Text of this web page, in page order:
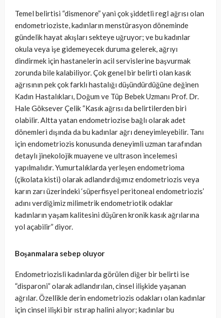
Temel belirtisi “dismenore” yani çok şiddetli regl ağrısı olan
endometrioziste, kadınların menstürasyon döneminde
gündelik hayat akışları sekteye uğruyor; ve bu kadınlar
okula veya işe gidemeyecek duruma gelerek, ağrıyı
dindirmek için hastanelerin acil servislerine başvurmak
zorunda bile kalabiliyor. Çok genel bir belirti olan kasık
ağrısının pek çok farklı hastalığı düşündürdüğüne değinen
Kadın Hastalıkları, Doğum ve Tüp Bebek Uzmanı Prof. Dr.
Hale Göksever Çelik “Kasık ağrısı da belirtilerden biri
olabilir. Altta yatan endometriozise bağlı olarak adet
dönemleri dışında da bu kadınlar ağrı deneyimleyebilir. Tanı
için endometriozis konusunda deneyimli uzman tarafından
detaylı jinekolojik muayene ve ultrason incelemesi
yapılmalıdır. Yumurtalıklarda yerleşen endometrioma
(çikolata kisti) olarak adlandırdığımız endometriozis veya
karın zarı üzerindeki ‘süperfisyel peritoneal endometriozis’
adını verdiğimiz milimetrik endometriotik odaklar
kadınların yaşam kalitesini düşüren kronik kasık ağrılarına
yol açabilir” diyor.
Boşanmalara sebep oluyor
Endometriozisli kadınlarda görülen diğer bir belirti ise
“disparoni” olarak adlandırılan, cinsel ilişkide yaşanan
ağrılar. Özellikle derin endometriozis odakları olan kadınlar
için cinsel ilişki bir ıstırap halini alıyor; kadınlar bu